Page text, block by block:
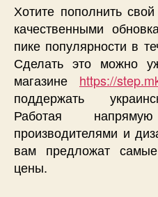
Хотите пополнить
качественными
пике популярности в
Сделать это можно
магазине https://
поддержать
Работая
производителями и
вам предложат
цены.